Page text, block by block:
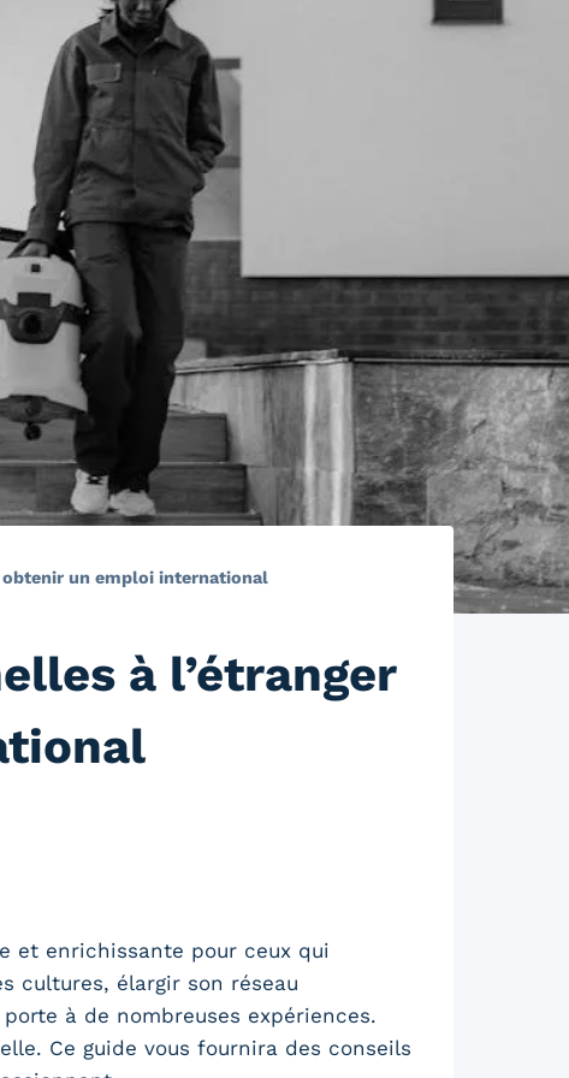
obtenir un emploi international
à l’étranger
et enrichissante pour ceux qui
cultures, élargir son réseau
à de nombreuses expériences.
Ce guide vous fournira des conseils